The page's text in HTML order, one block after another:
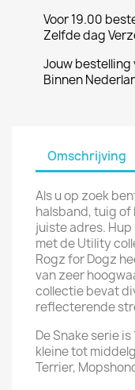
Voor 19.00
Zelfde dag
Jouw bestelling
Binnen
Omschrijving
Als u op zoek
halsband, tuig of
juiste adres.
met de Utility
Rogz for Dogz
van zeer
collectie bevat
reflecterende
De Snake serie
kleine tot
Terrier,